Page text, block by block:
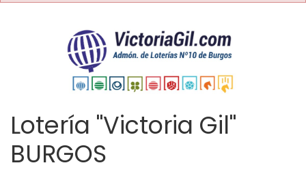
Lotería "Victoria Gil"
BURGOS